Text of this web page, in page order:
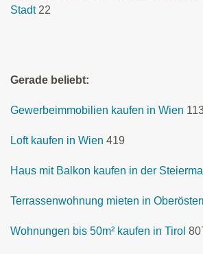
Stadt 22
Gerade beliebt:
Gewerbeimmobilien kaufen in Wien
Loft kaufen in Wien 419
Haus mit Balkon kaufen in der
Terrassenwohnung mieten in
Wohnungen bis 50m² kaufen in Tirol